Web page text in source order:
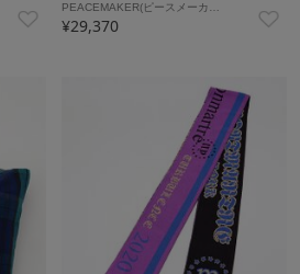
PEACEMAKER(ピースメーカ…
¥29,370